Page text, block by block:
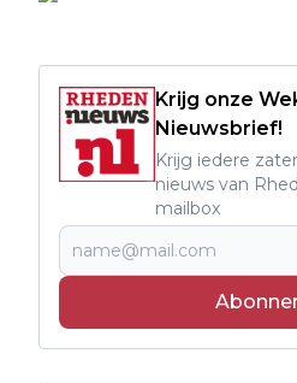
Krijg onze
Nieuwsbrief!
Krijg iedere
nieuws van
mailbox